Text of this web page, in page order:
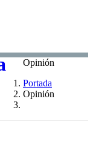
Opinión
Portada
Opinión